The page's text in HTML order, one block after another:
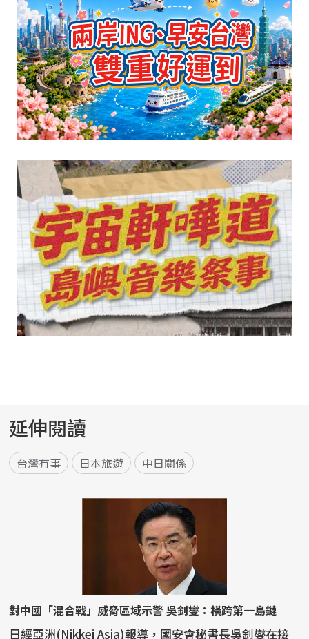
延伸閱讀
台灣有事 日本旅遊 中日關係
對中國「混合戰」威脅區域示警 吳釗燮：橫跨第一島鏈
日經亞洲(Nikkei Asia)報導，國安會秘書長吳釗燮在接